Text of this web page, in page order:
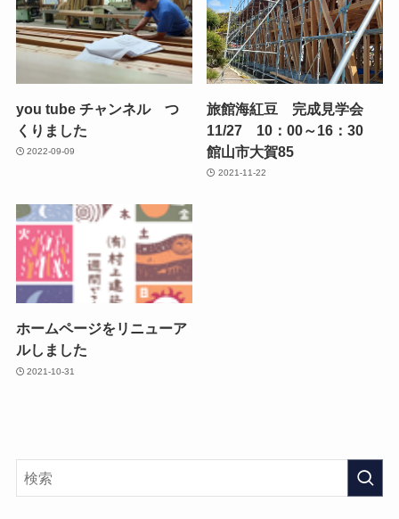
you tube チャンネル つ
くりました
2022-09-09
旅館海紅豆 完成見学会
11/27 10：00～16：30
館山市大賀85
2021-11-22
ホームページをリニューア
ルしました
2021-10-31